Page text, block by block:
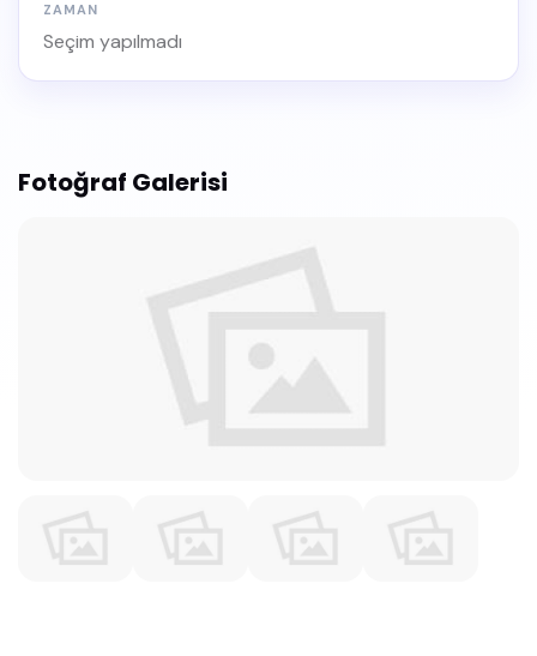
ZAMAN
Seçim yapılmadı
Fotoğraf Galerisi